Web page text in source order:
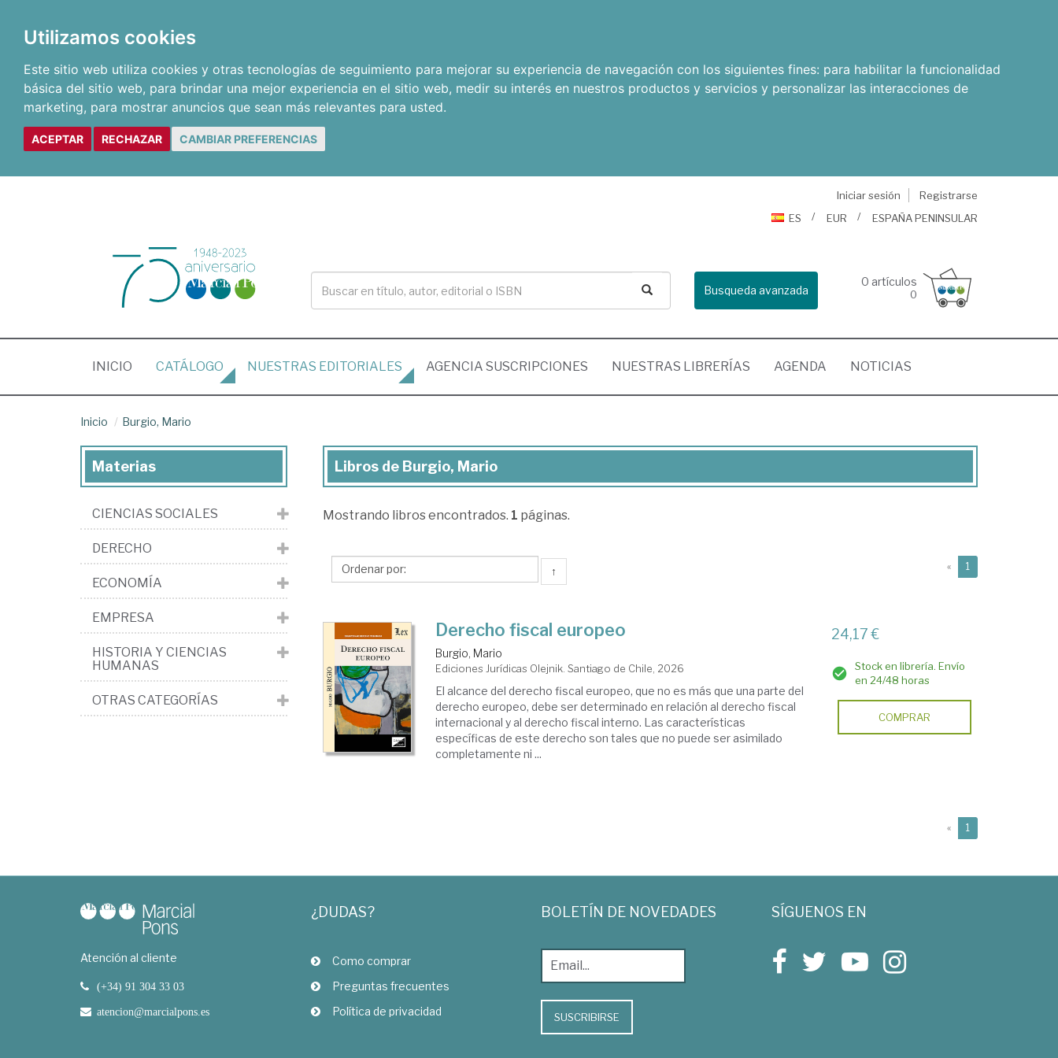
Utilizamos cookies
Este sitio web utiliza cookies y otras tecnologías de seguimiento para mejorar su experiencia de navegación con los siguientes fines: para habilitar la funcionalidad
básica del sitio web, para brindar una mejor experiencia en el sitio web, medir su interés en nuestros productos y servicios y personalizar las interacciones de
marketing, para mostrar anuncios que sean más relevantes para usted.
ACEPTAR RECHAZAR CAMBIAR PREFERENCIAS
Iniciar sesión
Registrarse
ES
EUR ESPAÑA PENINSULAR
Busqueda avanzada
0 artículos
0
INICIO (CURRENT)
CATÁLOGO NUESTRAS EDITORIALES AGENCIA SUSCRIPCIONES NUESTRAS LIBRERÍAS AGENDA NOTICIAS
Inicio Burgio, Mario
Libros
Burgio,
Libros de Burgio, Mario
Mostrando libros encontrados. 1 páginas.
↑ « 1
Derecho fiscal europeo
Burgio, Mario
Ediciones Jurídicas Olejnik. Santiago de Chile, 2026
El alcance del derecho fiscal europeo, que no es más que una parte del
derecho europeo, debe ser determinado en relación al derecho fiscal
internacional y al derecho fiscal interno. Las características
específicas de este derecho son tales que no puede ser asimilado
completamente ni ...
24,17 €
Stock en librería. Envío
en 24/48 horas
COMPRAR
« 1
Materias
CIENCIAS SOCIALES
DERECHO
ECONOMÍA
EMPRESA
HISTORIA Y CIENCIAS
HUMANAS
OTRAS CATEGORÍAS
Atención al cliente
(+34) 91 304 33 03
atencion@marcialpons.es
¿DUDAS?
Como comprar
Preguntas frecuentes
Política de privacidad
BOLETÍN DE NOVEDADES
SUSCRIBIRSE
SÍGUENOS EN